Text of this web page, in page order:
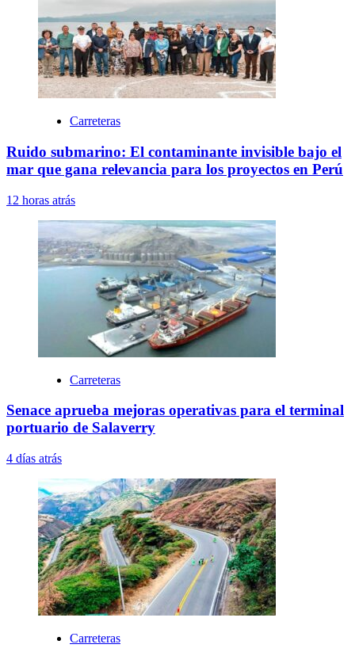
Carreteras
Ruido submarino: El contaminante invisible bajo el
mar que gana relevancia para los proyectos en Perú
12 horas atrás
Carreteras
Senace aprueba mejoras operativas para el terminal
portuario de Salaverry
4 días atrás
Carreteras